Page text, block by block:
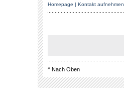
Homepage | Kontakt aufnehmen
^ Nach Oben